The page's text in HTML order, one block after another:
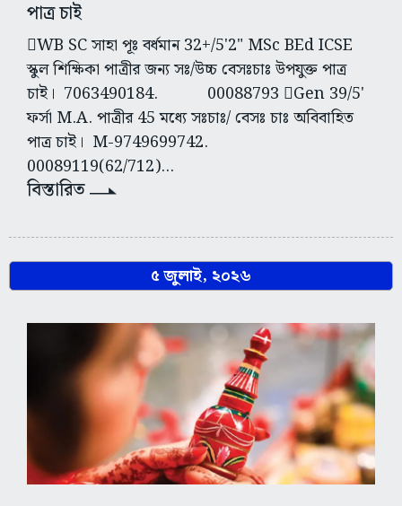
পাত্র চাই
WB SC সাহা পূঃ বর্ধমান 32+/5'2" MSc BEd ICSE
স্কুল শিক্ষিকা পাত্রীর জন্য সঃ/উচ্চ বেসঃচাঃ উপযুক্ত পাত্র
চাই। 7063490184. 00088793 Gen 39/5'
ফর্সা M.A. পাত্রীর 45 মধ্যে সঃচাঃ/ বেসঃ চাঃ অবিবাহিত
পাত্র চাই। M-9749699742.
00089119(62/712)...
বিস্তারিত
৫ জুলাই, ২০২৬